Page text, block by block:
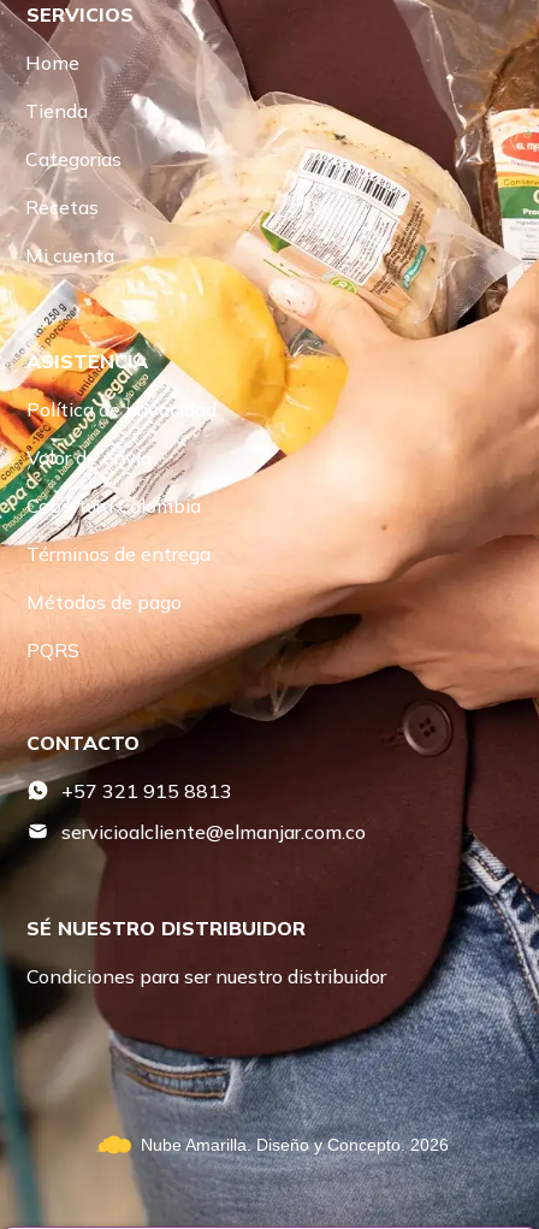
SERVICIOS
Home
Tienda
Categorias
Recetas
Mi cuenta
ASISTENCIA
Política de privacidad
Valor de envío
Cobertura Colombia
Términos de entrega
Métodos de pago
PQRS
CONTACTO
+57 321 915 8813
servicioalcliente@elmanjar.com.co
SÉ NUESTRO DISTRIBUIDOR
Condiciones para ser nuestro distribuidor
Nube Amarilla. Diseño y Concepto. 2026